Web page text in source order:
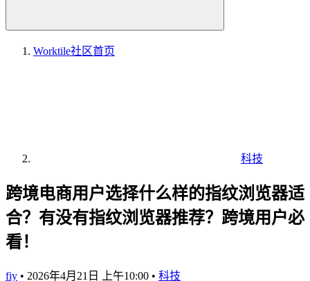
Worktile社区首页
科技
跨境电商用户选择什么样的指纹浏览器适
合？有没有指纹浏览器推荐？跨境用户必
看！
fiy • 2026年4月21日 上午10:00 • 科技